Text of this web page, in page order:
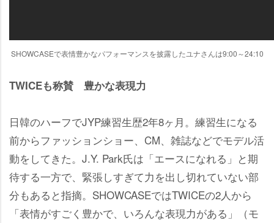
SHOWCASEで表情豊かなパフォーマンスを披露したユナさんは9:00～24:10
TWICEも称賛 豊かな表現力
日韓のハーフでJYP練習生歴2年8ヶ月。練習生になる
前からファッションショー、CM、雑誌などでモデル活
動をしてきた。J.Y. Park氏は「エースになれる」と期
待する一方で、緊張しすぎて力を出し切れていない部
分もあると指摘。SHOWCASEではTWICEの2人から
「表情がすごく豊かで、いろんな表現力がある」（モ